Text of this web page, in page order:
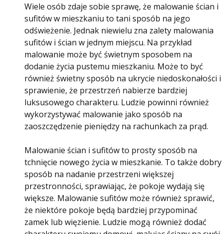
Wiele osób zdaje sobie sprawę, że malowanie ścian i
sufitów w mieszkaniu to tani sposób na jego
odświeżenie. Jednak niewielu zna zalety malowania
sufitów i ścian w jednym miejscu. Na przykład
malowanie może być świetnym sposobem na
dodanie życia pustemu mieszkaniu. Może to być
również świetny sposób na ukrycie niedoskonałości i
sprawienie, że przestrzeń nabierze bardziej
luksusowego charakteru. Ludzie powinni również
wykorzystywać malowanie jako sposób na
zaoszczędzenie pieniędzy na rachunkach za prąd.
Malowanie ścian i sufitów to prosty sposób na
tchnięcie nowego życia w mieszkanie. To także dobry
sposób na nadanie przestrzeni większej
przestronności, sprawiając, że pokoje wydają się
większe. Malowanie sufitów może również sprawić,
że niektóre pokoje będą bardziej przypominać
zamek lub więzienie. Ludzie mogą również dodać